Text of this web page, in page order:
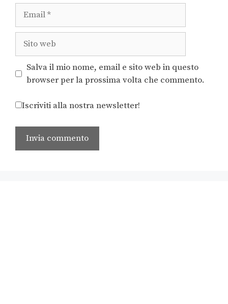
Salva il mio nome, email e sito web in questo
browser per la prossima volta che commento.
Iscriviti alla nostra newsletter!